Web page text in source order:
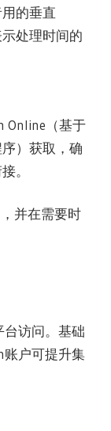
的垂直
处理时间的
Online（基于
）获取，确
。
并在需要时
台访问。基础
账户可提升集